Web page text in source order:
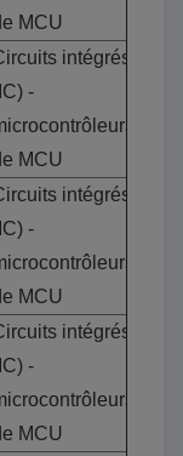
MCU
intégrés
-
MCU
intégrés
-
MCU
intégrés
-
MCU